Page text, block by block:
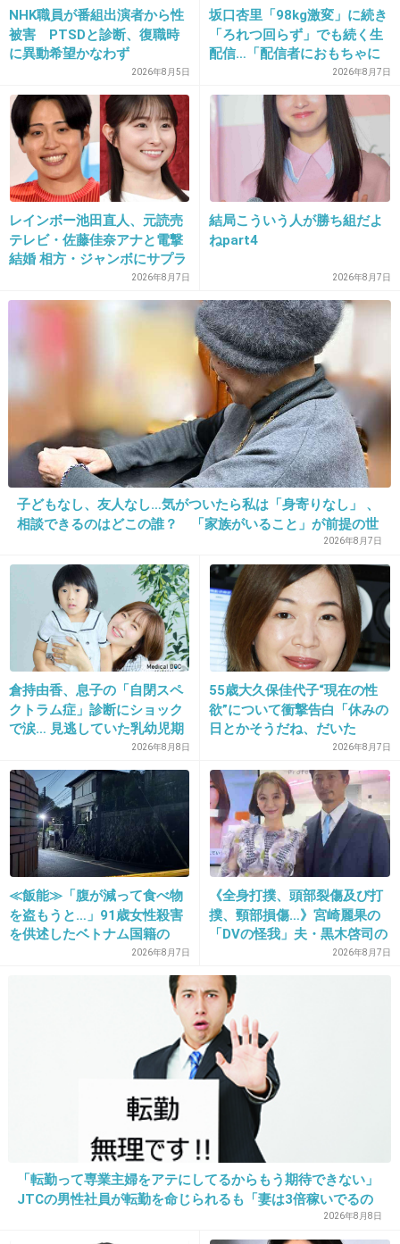
旦那さん、もっとイケメンだと思ってた…
出典：kagami-renovation.com
-19
23. 匿名2013/09/11(水) 15:32:32
圭ちゃんが利用されていないことを祈る
-3
保田、二の腕がたくましい…
+28 -5
25. 匿名2013/09/11(水) 15:33:34
売名の匂いが…
+92 -4
26. 匿名2013/09/11(水) 15:34:59
新婚なのに矢口のことばっかり聞かれて可哀想
新婚の保田圭、同期・矢口真里を心配「心
girlschannel.net
新婚の保田圭、同期・矢口真里を心配「心配掛けてごめんねって連絡が来
ました」新婚の保田圭 同期・矢口とメール「心配掛けてごめんって連絡
来た」 ― スポニチ Sponichi Annex 芸能保田圭が６日、都内で行われた使い
捨てコンタクトレンズ「ヒロイン・メイク１Ｄａｙ...
+29 -2
今に別れると思うわ。
+68
夫婦で出演すればギャラいいだろうしね～
+22 -0
NHK職員が番組出演者から性
被害 PTSDと診断、復職時
に異動希望かなわず
2026年8月5日
坂口杏里「98kg激変」に続き
「ろれつ回らず」でも続く生
配信…「配信者におもちゃに
されてる」知人は懸念表明
2026年8月7日
レインボー池田直人、元読売
テレビ・佐藤佳奈アナと電撃
結婚 相方・ジャンボにサプラ
2026年8月7日
結局こういう人が勝ち組だよ
ねpart4
2026年8月7日
子どもなし、友人なし…気がついたら私は「身寄りなし」 、
相談できるのはどこの誰？ 「家族がいること」が前提の世
2026年8月7日
倉持由香、息子の「自閉スペ
クトラム症」診断にショック
で涙… 見逃していた乳幼児期
2026年8月8日
55歳大久保佳代子“現在の性
欲”について衝撃告白「休みの
日とかそうだね、だいた
2026年8月7日
≪飯能≫「腹が減って食べ物
を盗もうと…」91歳女性殺害
を供述したベトナム国籍の
男、在留資格なし…奪った車
2026年8月7日
《全身打撲、頭部裂傷及び打
撲、頸部損傷…》宮崎麗果の
「DVの怪我」夫・黒木啓司の
逮捕で始まる「夫婦の闘争」
2026年8月7日
「転勤って専業主婦をアテにしてるからもう期待できない」
JTCの男性社員が転勤を命じられるも「妻は3倍稼いでるの
で、それなら辞める」と言ったら、転勤がなくなった2026年8月8日